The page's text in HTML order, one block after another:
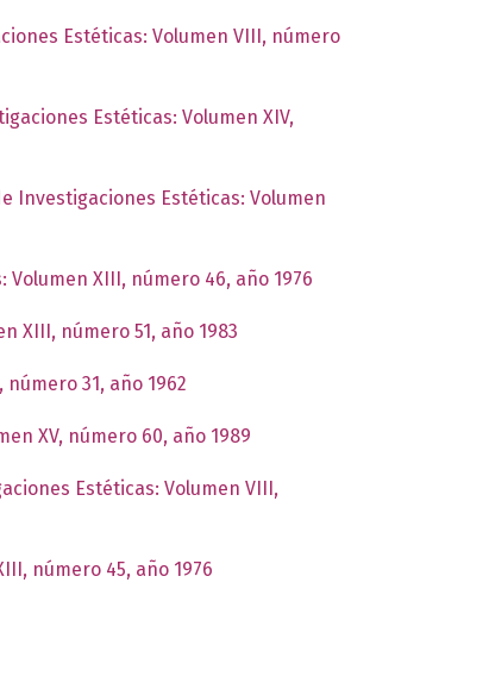
Estéticas: Volumen VIII, número
Estéticas: Volumen XIV,
Investigaciones Estéticas: Volumen
XIII, número 46, año 1976
XIII, número 51, año 1983
31, año 1962
XV, número 60, año 1989
Estéticas: Volumen VIII,
número 45, año 1976